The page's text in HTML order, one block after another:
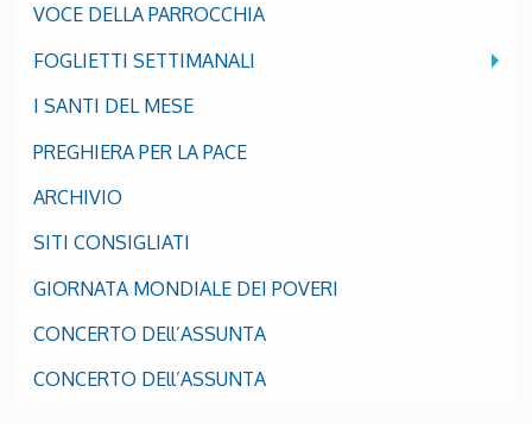
VOCE DELLA PARROCCHIA
FOGLIETTI SETTIMANALI
I SANTI DEL MESE
PREGHIERA PER LA PACE
ARCHIVIO
SITI CONSIGLIATI
GIORNATA MONDIALE DEI POVERI
CONCERTO DEll’ASSUNTA
CONCERTO DEll’ASSUNTA